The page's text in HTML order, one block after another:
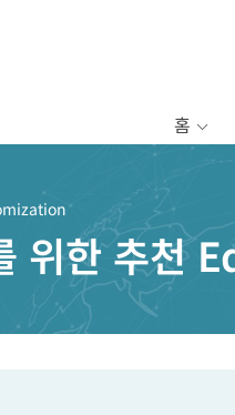
홈
위한 추